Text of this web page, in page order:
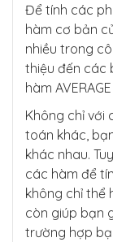
Để tính các
hàm cơ bản
nhiều trong
thiệu đến các
hàm
Không chỉ với
toán khác,
khác nhau.
các hàm để
không chỉ thể
còn giúp bạn
trường hợp